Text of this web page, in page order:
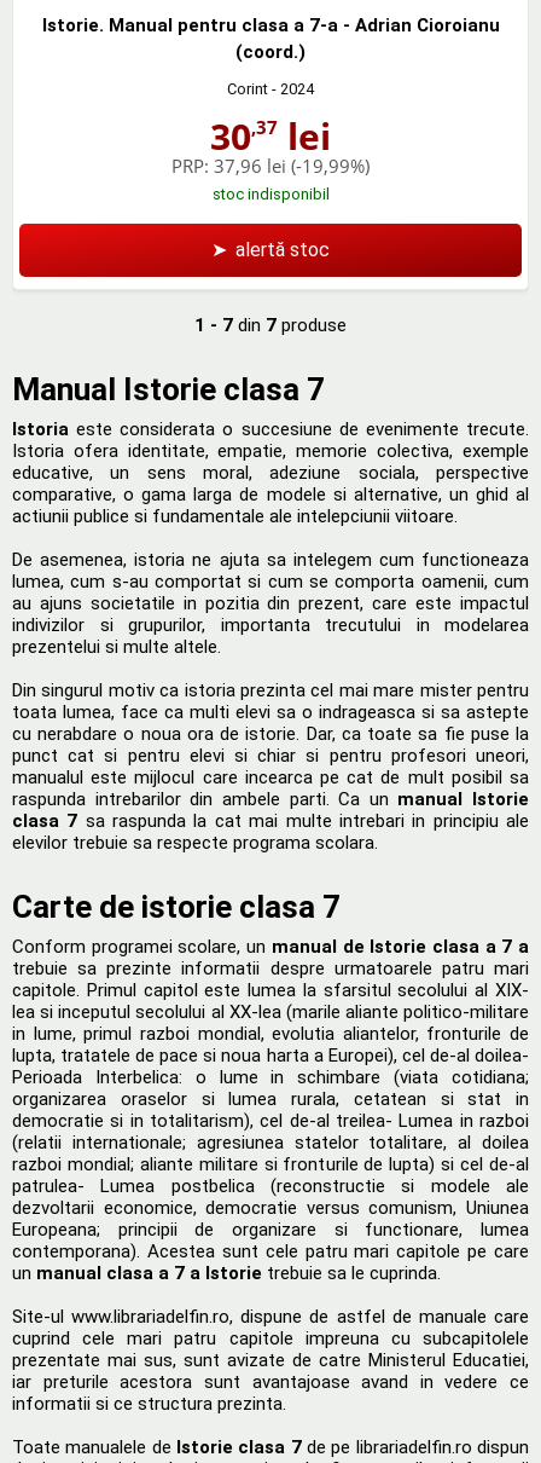
Istorie. Manual pentru clasa a 7-a - Adrian Cioroianu
(coord.)
Corint - 2024
30,37 lei
PRP: 37,96 lei (-19,99%)
stoc indisponibil
➤ alertă stoc
1 - 7 din 7 produse
Manual Istorie clasa 7
Istoria este considerata o succesiune de evenimente trecute.
Istoria ofera identitate, empatie, memorie colectiva, exemple
educative, un sens moral, adeziune sociala, perspective
comparative, o gama larga de modele si alternative, un ghid al
actiunii publice si fundamentale ale intelepciunii viitoare.
De asemenea, istoria ne ajuta sa intelegem cum functioneaza
lumea, cum s-au comportat si cum se comporta oamenii, cum
au ajuns societatile in pozitia din prezent, care este impactul
indivizilor si grupurilor, importanta trecutului in modelarea
prezentelui si multe altele.
Din singurul motiv ca istoria prezinta cel mai mare mister pentru
toata lumea, face ca multi elevi sa o indrageasca si sa astepte
cu nerabdare o noua ora de istorie. Dar, ca toate sa fie puse la
punct cat si pentru elevi si chiar si pentru profesori uneori,
manualul este mijlocul care incearca pe cat de mult posibil sa
raspunda intrebarilor din ambele parti. Ca un manual Istorie
clasa 7 sa raspunda la cat mai multe intrebari in principiu ale
elevilor trebuie sa respecte programa scolara.
Carte de istorie clasa 7
Conform programei scolare, un manual de Istorie clasa a 7 a
trebuie sa prezinte informatii despre urmatoarele patru mari
capitole. Primul capitol este lumea la sfarsitul secolului al XIX-
lea si inceputul secolului al XX-lea (marile aliante politico-militare
in lume, primul razboi mondial, evolutia aliantelor, fronturile de
lupta, tratatele de pace si noua harta a Europei), cel de-al doilea-
Perioada Interbelica: o lume in schimbare (viata cotidiana;
organizarea oraselor si lumea rurala, cetatean si stat in
democratie si in totalitarism), cel de-al treilea- Lumea in razboi
(relatii internationale; agresiunea statelor totalitare, al doilea
razboi mondial; aliante militare si fronturile de lupta) si cel de-al
patrulea- Lumea postbelica (reconstructie si modele ale
dezvoltarii economice, democratie versus comunism, Uniunea
Europeana; principii de organizare si functionare, lumea
contemporana). Acestea sunt cele patru mari capitole pe care
un manual clasa a 7 a Istorie trebuie sa le cuprinda.
Site-ul www.librariadelfin.ro, dispune de astfel de manuale care
cuprind cele mari patru capitole impreuna cu subcapitolele
prezentate mai sus, sunt avizate de catre Ministerul Educatiei,
iar preturile acestora sunt avantajoase avand in vedere ce
informatii si ce structura prezinta.
Toate manualele de Istorie clasa 7de pe librariadelfin.ro dispun